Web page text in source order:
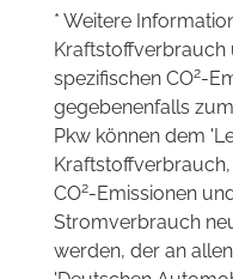
* Weitere
Kraftstoffverbrauch
spezifischen CO2-
gegebenenfalls
Pkw können dem
CO2-Emissionen
Stromverbrauch
werden, der an